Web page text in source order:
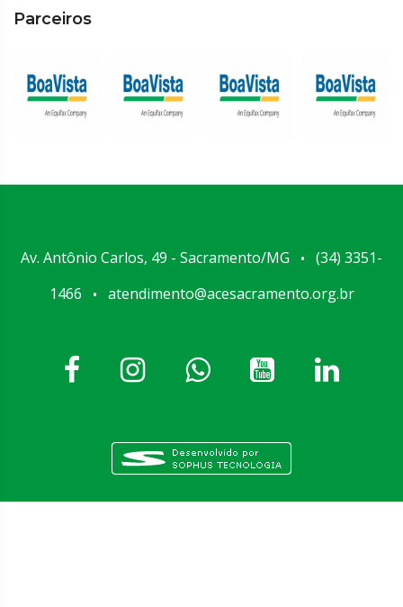
Parceiros
Av. Antônio Carlos, 49 - Sacramento/MG •
(34) 3351-
1466
• atendimento@acesacramento.org.br